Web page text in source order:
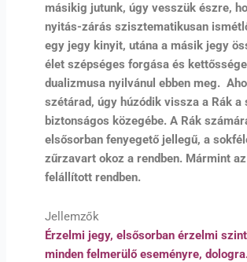
másikig jutunk, úgy vesszük észre,
nyitás-zárás szisztematikusan
egy jegy kinyit, utána a másik jegy
élet szépséges forgása és
dualizmusa nyilvánul ebben meg.
szétárad, úgy húzódik vissza a Rák a
biztonságos közegébe. A Rák
elsősorban fenyegető jellegű, a
zűrzavart okoz a rendben. Mármint
felállított rendben.
Jellemzők
Érzelmi jegy, elsősorban érzelmi
minden felmerülő eseményre,